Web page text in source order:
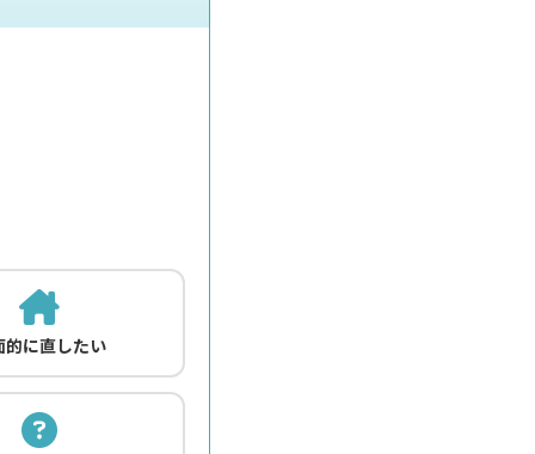
的に直したい